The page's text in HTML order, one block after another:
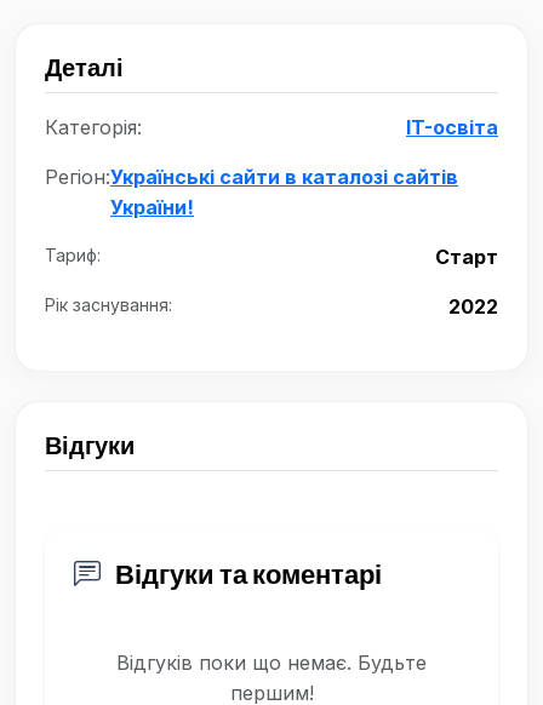
Деталі
Категорія: IT-освіта
Регіон:Українські сайти в каталозі сайтів
України!
Тариф: Старт
Рік заснування: 2022
Відгуки
Відгуки та коментарі
Відгуків поки що немає. Будьте
першим!